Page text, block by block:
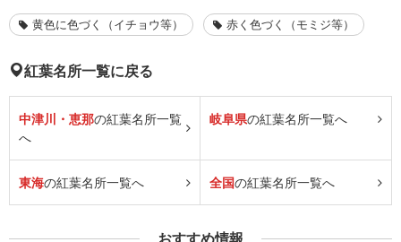
黄色に色づく（イチョウ等） 赤く色づく（モミジ等）
紅葉名所一覧に戻る
中津川・恵那の紅葉名所一覧
へ
岐阜県の紅葉名所一覧へ
東海の紅葉名所一覧へ 全国の紅葉名所一覧へ